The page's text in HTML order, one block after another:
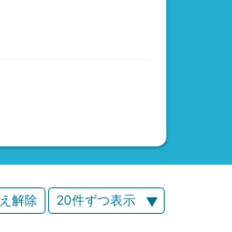
20件ずつ表示
解除